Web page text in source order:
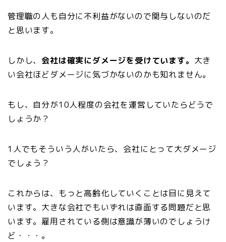
管理職の人も自分に不利益がないので関与しないのだ
と思います。
しかし、会社は確実にダメージを受けています。 大き
い会社ほどダメージに気づかないのかも知れません。
もし、自分が10人程度の会社を運営していたらどうで
しょうか？
1人でもそういう人がいたら、会社にとって大ダメージ
でしょう？
これからは、もっと高齢化していくことは目に見えて
います。大きな会社でもいずれは直面する問題だと思
います。雇用されている側は意識が薄いのでしょうけ
ど・・・。